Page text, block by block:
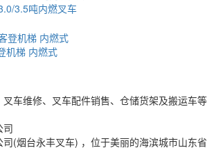
3.5吨内燃叉车
机梯 内燃式
车维修、叉车配件销售、仓储货架及搬运车等
司
(烟台永丰叉车) ，位于美丽的海滨城市山东省